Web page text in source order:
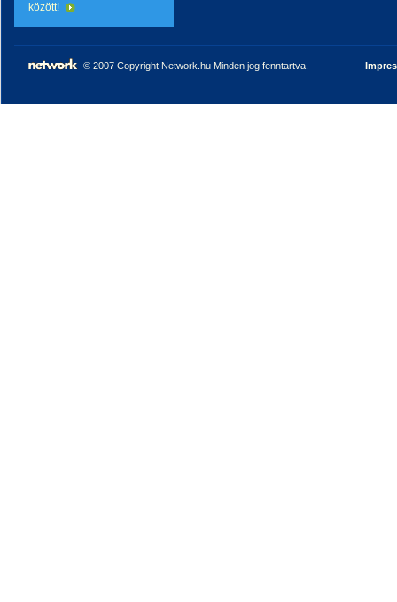
között!
© 2007 Copyright Network.hu Minden jog fenntartva.